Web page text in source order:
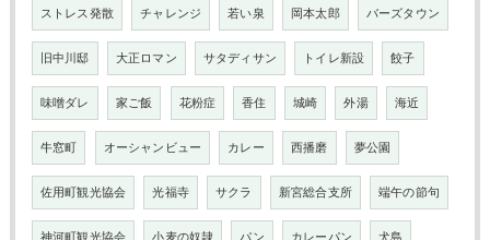
ストレス発散 チャレンジ 若い泉 岡本太郎 バーズタウン
旧中川邸 大正ロマン サタディサン トイレ新設 餃子
味噌ダレ 家ご飯 花粉症 香住 城崎 外湯 海近
牛窓町 オーシャンビュー カレー 西播磨 夢公園
佐用町観光協会 光福寺 サクラ 新宮総合支所 端午の節句
神河町観光協会 小麦の奴隷 パン カレーパン 犬島